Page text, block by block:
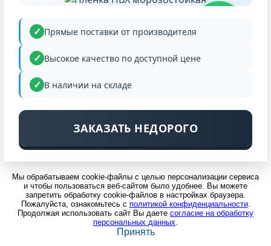
Прямые поставки от производителя
Высокое качество по доступной цене
В наличии на складе
ЗАКАЗАТЬ НЕДОРОГО
Мы обрабатываем cookie-файлы с целью персонализации сервиса
и чтобы пользоваться веб-сайтом было удобнее. Вы можете
запретить обработку cookie-файлов в настройках браузера.
Пожалуйста, ознакомьтесь с политикой конфиденциальности.
Продолжая использовать сайт Вы даете согласие на обработку
персональных данных.
Принять